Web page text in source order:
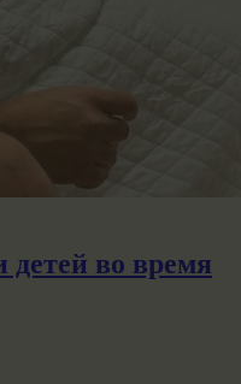
детей во время